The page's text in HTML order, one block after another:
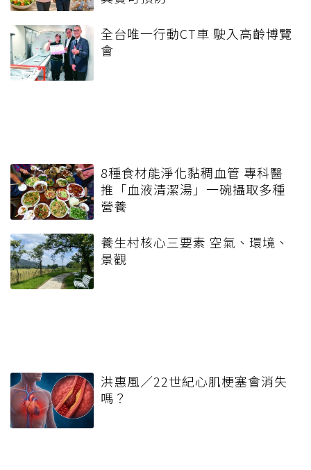
全台唯一行動CT車 駛入高齡博覽
會
8種食材能淨化黏稠血管 專科醫
推「血液清潔湯」一碗攝取多種
營養
養生村核心三要素 空氣、環境、
景觀
洪惠風／22世紀心肌梗塞會消失
嗎？